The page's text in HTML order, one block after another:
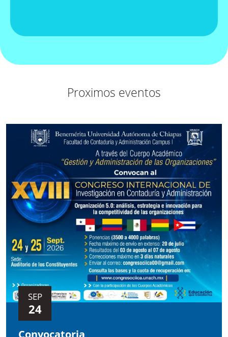
Proximos eventos
SEP
24
Convocatoria